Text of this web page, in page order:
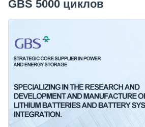
GBS 5000 циклов